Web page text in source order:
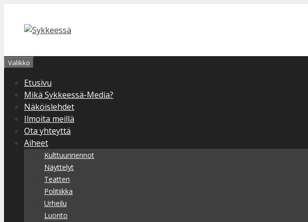
sisältöön
Valikko
Etusivu
Mikä Sykkeessä-Media?
Näköislehdet
Ilmoita meillä
Ota yhteyttä
Aiheet
Kulttuuririennot
Näyttelyt
Teatteri
Politiikka
Urheilu
Luonto